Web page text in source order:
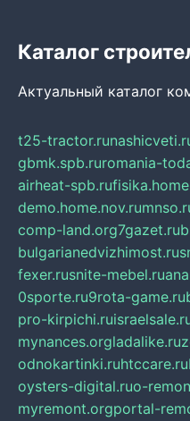
Каталог
Актуальный каталог
t25-tractor.ru
gbmk.spb.ruromania-
airheat-spb.ru
demo.home.nov.ru
comp-land.org7gazet.ru
bulgarianedvizhimost.ru
fexer.rusnite-mebel.ru
0sporte.ru9rota-game.ru
pro-kirpichi.ru
mynances.orgladalike.ru
odnokartinki.ruhtccare.ru
oysters-digital.ruo-
myremont.orgportal-